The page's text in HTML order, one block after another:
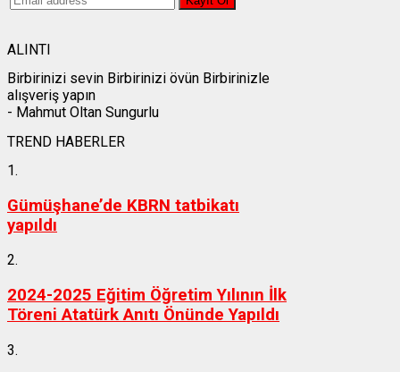
ALINTI
Birbirinizi sevin Birbirinizi övün Birbirinizle
alışveriş yapın
- Mahmut Oltan Sungurlu
TREND HABERLER
1.
Gümüşhane’de KBRN tatbikatı
yapıldı
2.
2024-2025 Eğitim Öğretim Yılının İlk
Töreni Atatürk Anıtı Önünde Yapıldı
3.